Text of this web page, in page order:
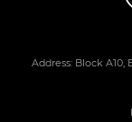
Address: Block A10,